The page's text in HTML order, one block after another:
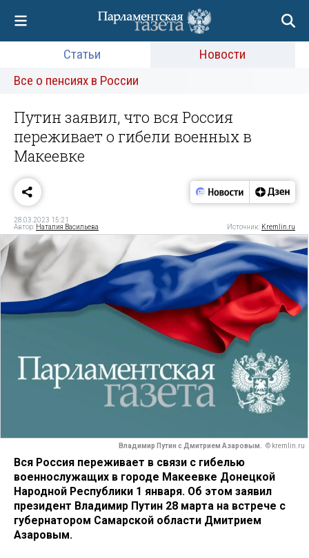
Статьи
Новости
Все о пенсиях в России
Путин заявил, что вся Россия
переживает о гибели военных в
Макеевке
28.03.2023 15:21
Автор: Наталия Васильева Источник: Kremlin.ru
Владимир Путин с Дмитрием Азаровым. © kremlin.ru
Вся Россия переживает в связи с гибелью
военнослужащих в городе Макеевке Донецкой
Народной Республики 1 января. Об этом заявил
президент Владимир Путин 28 марта на встрече с
губернатором Самарской области Дмитрием
Азаровым.